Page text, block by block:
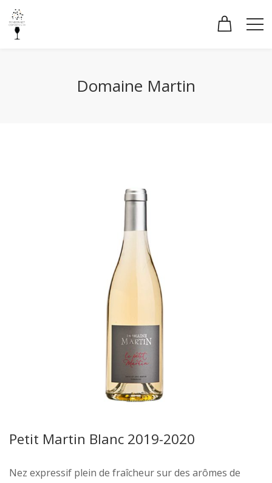
Domaine Martin
Petit Martin Blanc 2019-2020
Nez expressif plein de fraîcheur sur des arômes de